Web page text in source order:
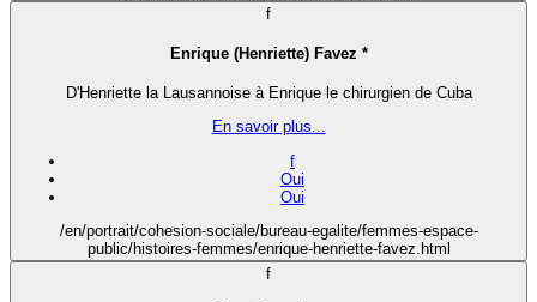
f
Enrique (Henriette) Favez *
D'Henriette la Lausannoise à Enrique le chirurgien de Cuba
En savoir plus...
f
Oui
Oui
/en/portrait/cohesion-sociale/bureau-egalite/femmes-espace-
public/histoires-femmes/enrique-henriette-favez.html
f